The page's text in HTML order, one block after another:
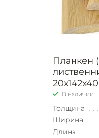
Планкен
В наличии
Толщина
Ширина
Длина